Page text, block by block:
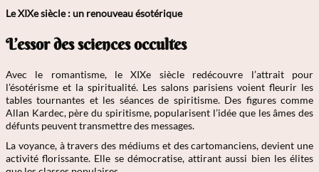
Le XIXe siècle : un renouveau ésotérique
L’essor des sciences occultes
Avec le romantisme, le XIXe siècle redécouvre l’attrait pour
l’ésotérisme et la spiritualité. Les salons parisiens voient fleurir les
tables tournantes et les séances de spiritisme. Des figures comme
Allan Kardec, père du spiritisme, popularisent l’idée que les âmes des
défunts peuvent transmettre des messages.
La voyance, à travers des médiums et des cartomanciens, devient une
activité florissante. Elle se démocratise, attirant aussi bien les élites